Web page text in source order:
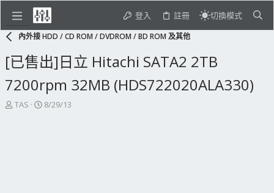
登入 註冊 切換模式
內外接 HDD / CD ROM / DVDROM / BD ROM 及其他
[已售出]日立 Hitachi SATA2 2TB
7200rpm 32MB (HDS722020ALA330)
主
TAS
開
8/29/13